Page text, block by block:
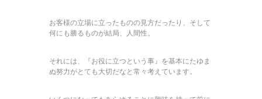
お客様の立場に立ったものの見方だったり、そして
何にも勝るものが結局、人間性。
それには、『お役に立つという事』を基本にたゆま
ぬ努力がとても大切だなと常々考えています。